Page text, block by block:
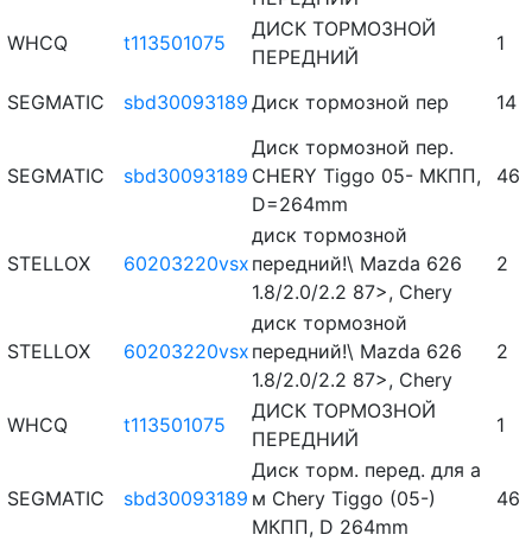
WHCQ t113501075
ДИСК ТОРМОЗНОЙ
ПЕРЕДНИЙ
1
SEGMATIC sbd30093189 Диск тормозной пер 14
SEGMATIC sbd30093189
Диск тормозной пер.
CHERY Tiggo 05- МКПП,
D=264mm
46
STELLOX 60203220vsx
диск тормозной
передний!\ Mazda 626
1.8/2.0/2.2 87>, Chery
2
STELLOX 60203220vsx
диск тормозной
передний!\ Mazda 626
1.8/2.0/2.2 87>, Chery
2
WHCQ t113501075
ДИСК ТОРМОЗНОЙ
ПЕРЕДНИЙ
1
SEGMATIC sbd30093189
Диск торм. перед. для а
м Chery Tiggo (05-)
МКПП, D 264mm
46